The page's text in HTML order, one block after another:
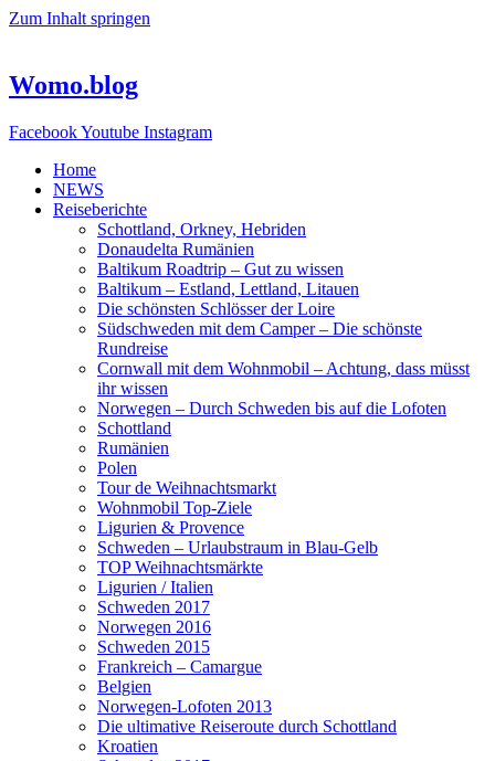
Zum Inhalt springen
Womo.blog
FacebookYoutube Instagram
Home
NEWS
Reiseberichte
Schottland, Orkney, Hebriden
Donaudelta Rumänien
Baltikum Roadtrip – Gut zu wissen
Baltikum – Estland, Lettland, Litauen
Die schönsten Schlösser der Loire
Südschweden mit dem Camper – Die schönste
Rundreise
Cornwall mit dem Wohnmobil – Achtung, dass müsst
ihr wissen
Norwegen – Durch Schweden bis auf die Lofoten
Schottland
Rumänien
Polen
Tour de Weihnachtsmarkt
Wohnmobil Top-Ziele
Ligurien & Provence
Schweden – Urlaubstraum in Blau-Gelb
TOP Weihnachtsmärkte
Ligurien / Italien
Schweden 2017
Norwegen 2016
Schweden 2015
Frankreich – Camargue
Belgien
Norwegen-Lofoten 2013
Die ultimative Reiseroute durch Schottland
Kroatien